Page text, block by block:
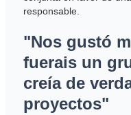
responsable.
"Nos gustó
fuerais un
creía de
proyectos"